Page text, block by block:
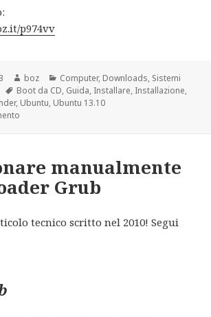
p974vv
Autore
boz Categorie
Computer, Downloads, Sistemi
Tag
Boot da CD, Guida, Installare, Installazione,
, Ubuntu, Ubuntu 13.10
manualmente
Grub
tecnico scritto nel 2010! Segui